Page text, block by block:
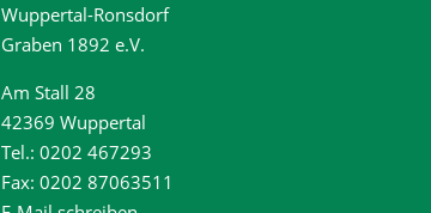
Wuppertal-Ronsdorf
Graben 1892 e.V.
Am Stall 28
42369 Wuppertal
Tel.: 0202 467293
Fax: 0202 87063511